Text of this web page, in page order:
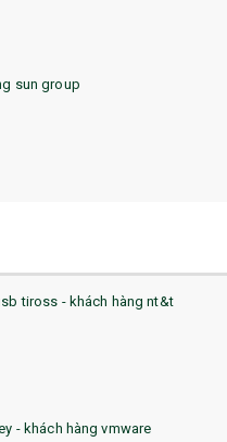
sun group
tiross - khách hàng nt&t
- khách hàng vmware